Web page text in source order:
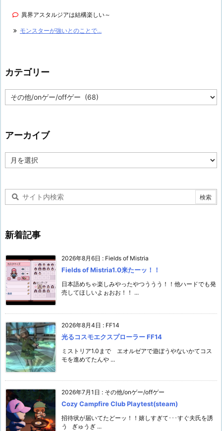
異界アスタルジアは結構楽しい～
モンスターが強いとのことで...
カテゴリー
テ
ー
アーカイブ
ー
新着記事
2026年8月6日 : Fields of Mistria
Fields of Mistria1.0来たーッ！！
日本語めちゃ楽しみやったやつううう！！他ハードでも発
売してほしいよぉおお！！ ...
2026年8月4日 : FF14
光るコスモエクスプローラー FF14
ミストリア1.0まで エオルゼアで遊ぼうやないかてコス
モを進めてたんや ...
2026年7月1日 : その他/onゲー/offゲー
Cozy Campfire Club Playtest(steam)
招待状が届いてたどーッ！！嬉しすぎて･･･すぐ夫氏を誘
う ぎゅうぎ ...